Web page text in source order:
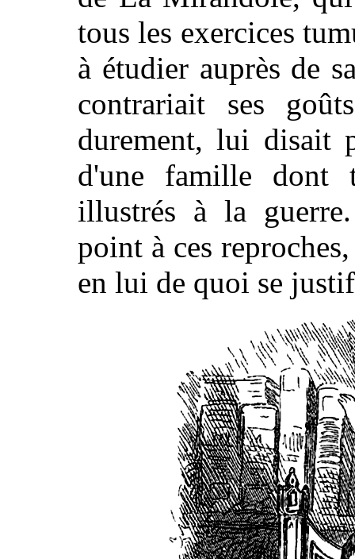
tous les exercices
à étudier auprès de
contrariait ses
durement, lui disait
d'une famille dont
illustrés à la
point à ces
en lui de quoi se